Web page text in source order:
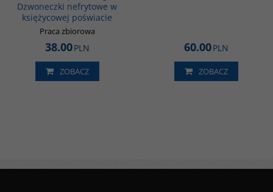
Dzwoneczki nefrytowe w
księżycowej poświacie
Praca zbiorowa
38.00PLN
ZOBACZ
60.00PLN
ZOBACZ